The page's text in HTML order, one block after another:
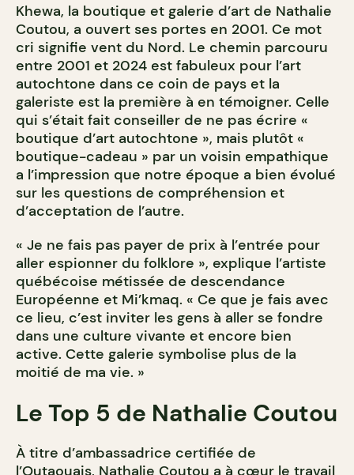
Khewa, la boutique et galerie d’art de Nathalie
Coutou, a ouvert ses portes en 2001. Ce mot
cri signifie vent du Nord. Le chemin parcouru
entre 2001 et 2024 est fabuleux pour l’art
autochtone dans ce coin de pays et la
galeriste est la première à en témoigner. Celle
qui s’était fait conseiller de ne pas écrire «
boutique d’art autochtone », mais plutôt «
boutique-cadeau » par un voisin empathique
a l’impression que notre époque a bien évolué
sur les questions de compréhension et
d’acceptation de l’autre.
« Je ne fais pas payer de prix à l’entrée pour
aller espionner du folklore », explique l’artiste
québécoise métissée de descendance
Européenne et Mi’kmaq. « Ce que je fais avec
ce lieu, c’est inviter les gens à aller se fondre
dans une culture vivante et encore bien
active. Cette galerie symbolise plus de la
moitié de ma vie. »
Le Top 5 de Nathalie Coutou
À titre d’ambassadrice certifiée de
l’Outaouais, Nathalie Coutou a à cœur le travail